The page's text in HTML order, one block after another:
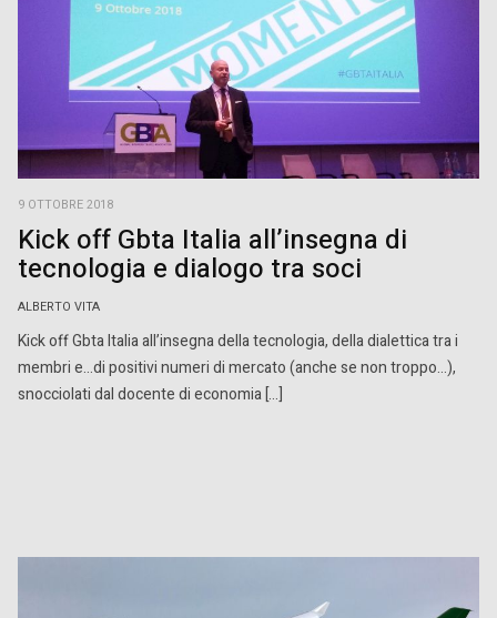
9 OTTOBRE 2018
Kick off Gbta Italia all’insegna di
tecnologia e dialogo tra soci
ALBERTO VITA
Kick off Gbta Italia all’insegna della tecnologia, della dialettica tra i
membri e…di positivi numeri di mercato (anche se non troppo…),
snocciolati dal docente di economia […]